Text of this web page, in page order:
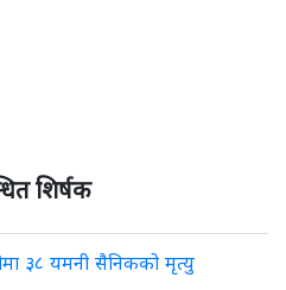
शिर्षक
३८ यमनी सैनिकको मृत्यु